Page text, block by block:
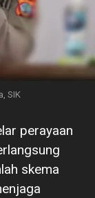
SIK
perayaan
skema